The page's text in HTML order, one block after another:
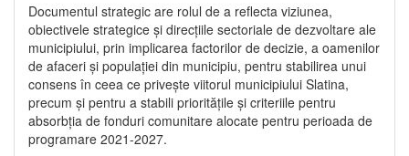
Documentul strategic are rolul de a reflecta viziunea,
obiectivele strategice și direcțiile sectoriale de dezvoltare ale
municipiului, prin implicarea factorilor de decizie, a oamenilor
de afaceri și populației din municipiu, pentru stabilirea unui
consens în ceea ce privește viitorul municipiului Slatina,
precum și pentru a stabili prioritățile și criteriile pentru
absorbția de fonduri comunitare alocate pentru perioada de
programare 2021-2027.